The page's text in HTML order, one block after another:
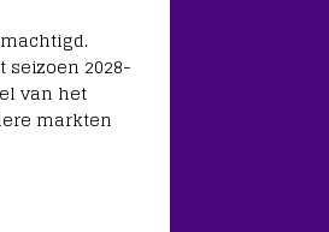
2028-
van het
markten